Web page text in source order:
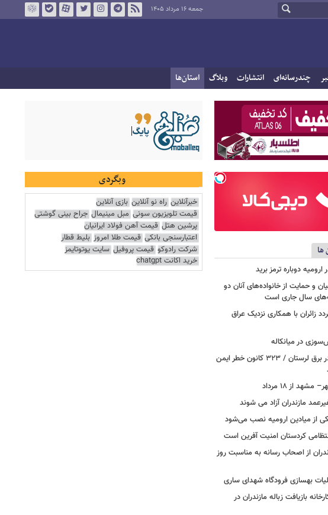
جمعه ۱۶ مرداد ۱۴۰۵
چندرسانه‌ای انتشارات وبلاگ استان‌ها
ها
دوباره ترمز برید
و حمایت از خانواده‌های آنان دو
سال جاری است
زائران با همکاری نزدیک عراق
تحول بی سابقه در برق لرستان / ۳۲۳ کانون خطر ایمن
از ۱۸ مرداد
یکی از میادین ارومیه نصب می‌شود
کردستان امنیت آفرین است
از اصحاب رسانه به مناسبت روز
بهسازی فرودگاه شهدای ساری
بازیافت زباله مازندران در
وبگردی
خبرآنلاین راه نو آنلاین بازی آنلاین
قیمت تلویزیون سونی مبل مینیمال جراح بینی گوشتی
پرشین هتل قیمت آهن فولاد ایرانیان
اعتبارسنجی بانکی قیمت طلا امروز بلیط قطار
شرکت رادوکو قیمت پروفیل سایت یوتوتایمز
خرید اکانت chatgpt